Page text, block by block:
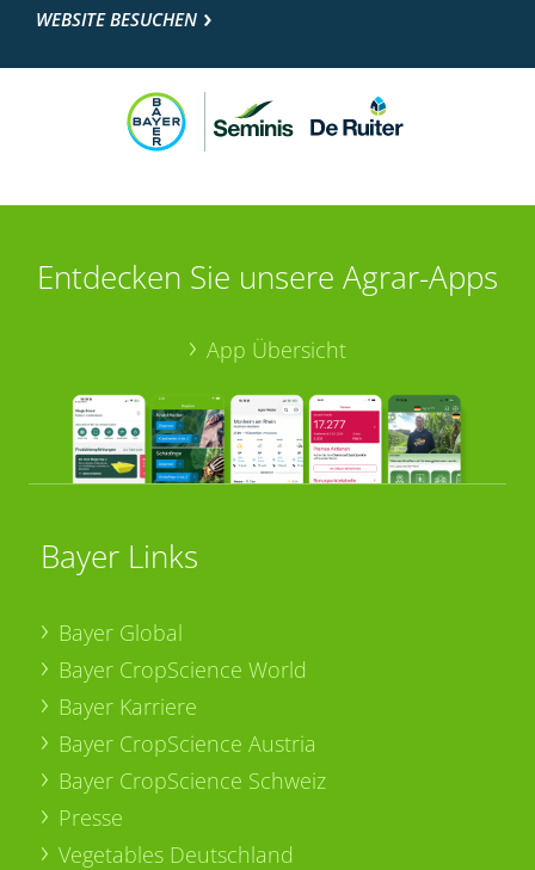
WEBSITE BESUCHEN
Entdecken Sie unsere Agrar-Apps
App Übersicht
Bayer Links
Bayer Global
Bayer CropScience World
Bayer Karriere
Bayer CropScience Austria
Bayer CropScience Schweiz
Presse
Vegetables Deutschland